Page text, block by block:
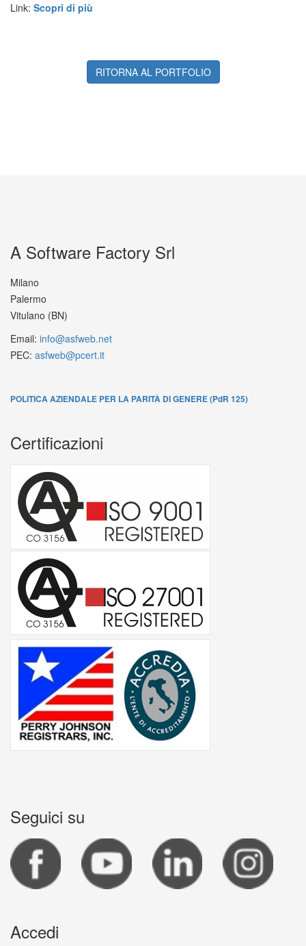
Link: Scopri di più
RITORNA AL PORTFOLIO
A Software Factory Srl
Milano
Palermo
Vitulano (BN)
Email: info@asfweb.net
PEC: asfweb@pcert.it
POLITICA AZIENDALE PER LA PARITÀ DI GENERE (PdR 125)
Certificazioni
Seguici su
Accedi